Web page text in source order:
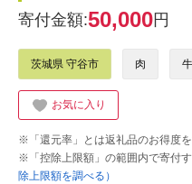
寄付金額:50,000円
茨城県 守谷市 肉
お気に入り
※「還元率」とは返礼品のお得度
※「控除上限額」の範囲内で寄付
除上限額を調べる）